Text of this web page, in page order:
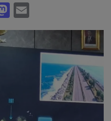
Mastodon